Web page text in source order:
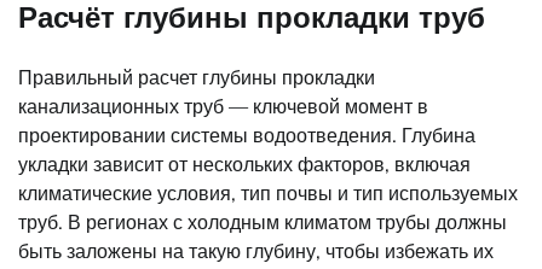
Расчёт глубины прокладки труб
Правильный расчет глубины прокладки
канализационных труб — ключевой момент в
проектировании системы водоотведения. Глубина
укладки зависит от нескольких факторов, включая
климатические условия, тип почвы и тип используемых
труб. В регионах с холодным климатом трубы должны
быть заложены на такую глубину, чтобы избежать их